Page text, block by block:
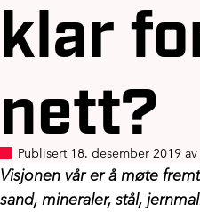
klar
nett?
Publisert 18. desember 2019
Visjonen vår er å møte
sand, mineraler, stål,